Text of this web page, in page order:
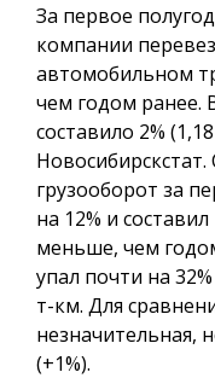
За первое
компании
автомобильном
чем годом ранее.
составило 2%
грузооборот за
на 12% и
меньше, чем
упал почти на
т-км. Для
незначительная,
(+1%).